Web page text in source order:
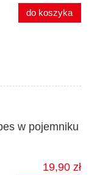
do koszyka
w pojemniku
19,90 zł